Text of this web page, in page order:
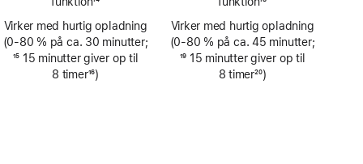
Virker med hurtig opladning
(0‑80 % på ca. 30 minutter;
Fodnote
15 15 minutter giver op til
8 timer16)
Virker med hurtig opladning
(0‑80 % på ca. 45 minutter;
Fodnote
19 15 minutter giver op til
8 timer20)